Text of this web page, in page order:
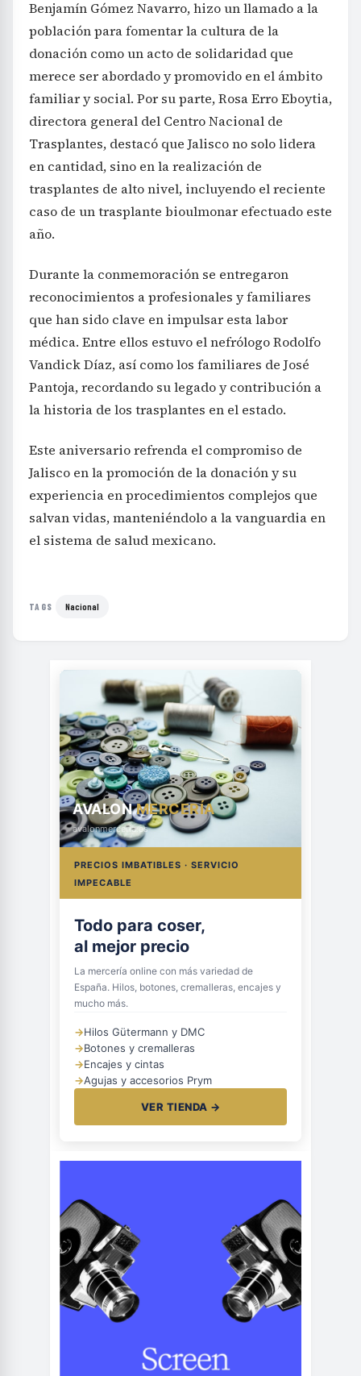
Benjamín Gómez Navarro, hizo un llamado a la
población para fomentar la cultura de la
donación como un acto de solidaridad que
merece ser abordado y promovido en el ámbito
familiar y social. Por su parte, Rosa Erro Eboytia,
directora general del Centro Nacional de
Trasplantes, destacó que Jalisco no solo lidera
en cantidad, sino en la realización de
trasplantes de alto nivel, incluyendo el reciente
caso de un trasplante bioulmonar efectuado este
año.
Durante la conmemoración se entregaron
reconocimientos a profesionales y familiares
que han sido clave en impulsar esta labor
médica. Entre ellos estuvo el nefrólogo Rodolfo
Vandick Díaz, así como los familiares de José
Pantoja, recordando su legado y contribución a
la historia de los trasplantes en el estado.
Este aniversario refrenda el compromiso de
Jalisco en la promoción de la donación y su
experiencia en procedimientos complejos que
salvan vidas, manteniéndolo a la vanguardia en
el sistema de salud mexicano.
TAGS Nacional
AVALONMERCERÍA
avalonmerceria.es
PRECIOS IMBATIBLES · SERVICIO
IMPECABLE
Todo para coser,
al mejor precio
La mercería online con más variedad de
España. Hilos, botones, cremalleras, encajes y
mucho más.
→Hilos Gütermann y DMC
→Botones y cremalleras
→Encajes y cintas
→Agujas y accesorios Prym
VER TIENDA →